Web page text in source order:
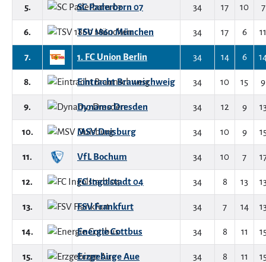
5. SC Paderborn 07 34 17 10 7
6. TSV 1860 München 34 17 6 11
7. 1. FC Union Berlin 34 14 6
8. Eintracht Braunschweig 34 10 15 9
9. Dynamo Dresden 34 12 9
10. MSV Duisburg 34 10 9
11. VfL Bochum 34 10 7
12. FC Ingolstadt 04 34 8 13
13. FSV Frankfurt 34 7 14
14. Energie Cottbus 34 8 11
15. Erzgebirge Aue 34 8 11